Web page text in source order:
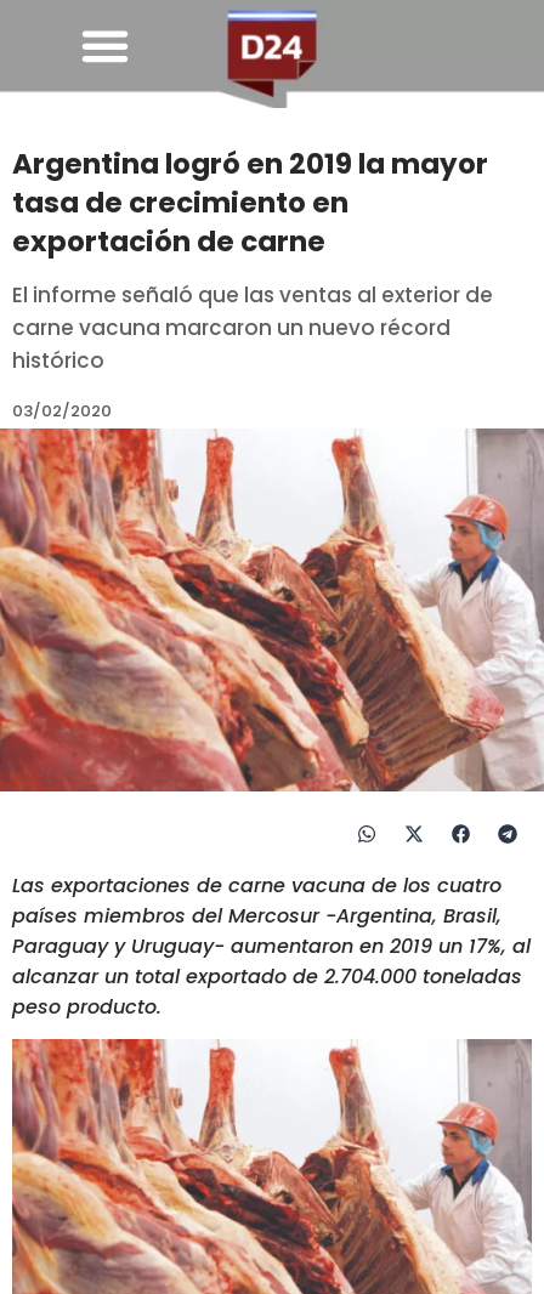
Argentina logró en 2019 la mayor
tasa de crecimiento en
exportación de carne
El informe señaló que las ventas al exterior de
carne vacuna marcaron un nuevo récord
histórico
03/02/2020
Las exportaciones de carne vacuna de los cuatro
países miembros del Mercosur -Argentina, Brasil,
Paraguay y Uruguay- aumentaron en 2019 un 17%, al
alcanzar un total exportado de 2.704.000 toneladas
peso producto.